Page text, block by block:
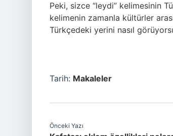
Peki, sizce “leydi” kelimesinin
kelimenin zamanla kültürler
Türkçedeki yerini nasıl
Tarih: Makaleler
Önceki Yazı